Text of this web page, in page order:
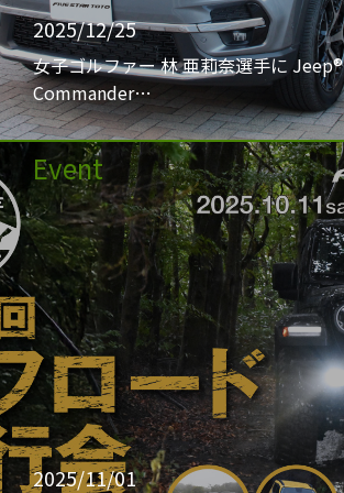
2025/12/25
女子ゴルファー 林 亜莉奈選手に Jeep®
Commander…
Event
2025/11/01